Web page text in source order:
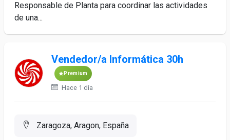
Responsable de Planta para coordinar las actividades
de una...
Vendedor/a Informática 30h
Premium
Hace 1 día
Zaragoza, Aragon, España